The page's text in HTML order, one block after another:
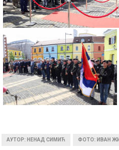
АУТОР: НЕНАД СИМИЋ ФОТО: ИВАН